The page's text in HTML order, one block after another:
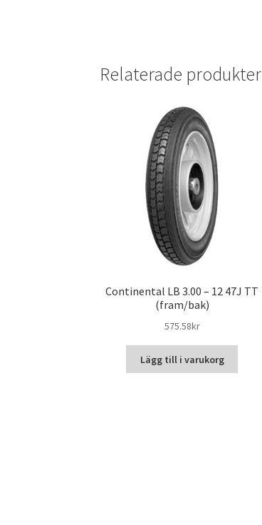
Relaterade produkter
Continental LB 3.00 – 12 47J TT
(fram/bak)
575.58kr
Lägg till i varukorg